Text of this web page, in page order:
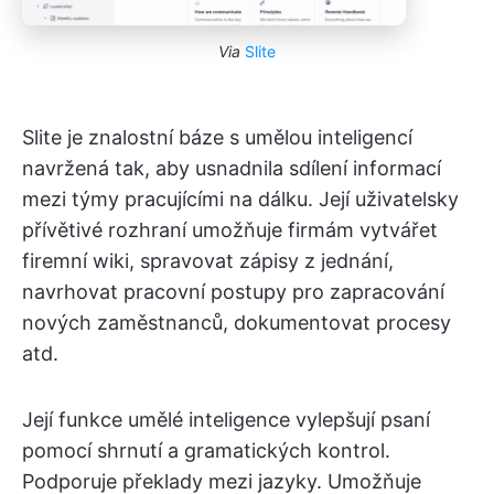
Via Slite
Slite je znalostní báze s umělou inteligencí
navržená tak, aby usnadnila sdílení informací
mezi týmy pracujícími na dálku. Její uživatelsky
přívětivé rozhraní umožňuje firmám vytvářet
firemní wiki, spravovat zápisy z jednání,
navrhovat pracovní postupy pro zapracování
nových zaměstnanců, dokumentovat procesy
atd.
Její funkce umělé inteligence vylepšují psaní
pomocí shrnutí a gramatických kontrol.
Podporuje překlady mezi jazyky. Umožňuje